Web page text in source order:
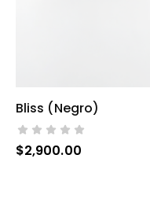
Bliss (negro)
$2,900.00